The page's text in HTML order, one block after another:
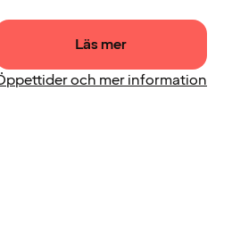
Läs mer
och mer information